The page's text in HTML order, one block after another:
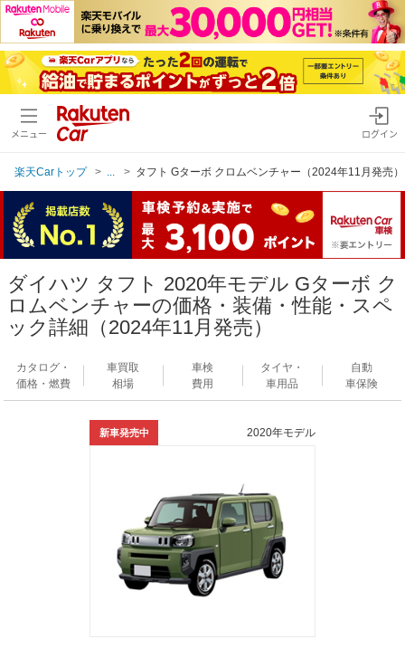
メニュー ログイン
楽天Carトップ タフト Gターボ クロムベンチャー（2024年11月発売）
ダイハツ タフト 2020年モデル Gターボ ク
ロムベンチャーの価格・装備・性能・スペ
ック詳細（2024年11月発売）
カタログ・
価格・燃費
車買取
相場
車検
費用
タイヤ・
車用品
自動
車保険
新車発売中 2020年モデル